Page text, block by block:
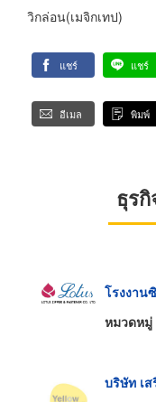
วิกล่อน(เมจิกเทป)
แชร์ แชร์
อีเมล พิมพ์
ธุร
โรงงาน
หมวดหมู่
บริษัท เ